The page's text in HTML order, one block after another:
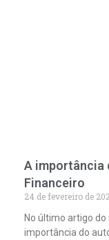
A importância
Financeiro
24 de fevereiro de
No último artigo
importância do